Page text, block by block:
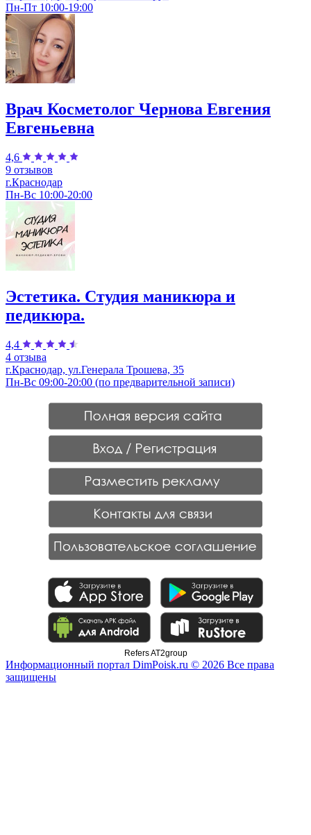
Пн-Пт 10:00-19:00
Врач Косметолог Чернова Евгения
Евгеньевна
4,6
9 отзывов
г.Краснодар
Пн-Вс 10:00-20:00
Эстетика. Студия маникюра и
педикюра.
4,4
4 отзыва
г.Краснодар, ул.Генерала Трошева, 35
Пн-Вс 09:00-20:00 (по предварительной записи)
Refers AT2group
Информационный портал DimPoisk.ru © 2026 Все права
защищены